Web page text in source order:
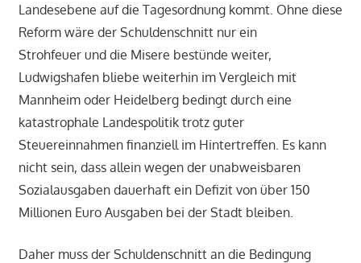
Landesebene auf die Tagesordnung kommt. Ohne diese
Reform wäre der Schuldenschnitt nur ein
Strohfeuer und die Misere bestünde weiter,
Ludwigshafen bliebe weiterhin im Vergleich mit
Mannheim oder Heidelberg bedingt durch eine
katastrophale Landespolitik trotz guter
Steuereinnahmen finanziell im Hintertreffen. Es kann
nicht sein, dass allein wegen der unabweisbaren
Sozialausgaben dauerhaft ein Defizit von über 150
Millionen Euro Ausgaben bei der Stadt bleiben.
Daher muss der Schuldenschnitt an die Bedingung